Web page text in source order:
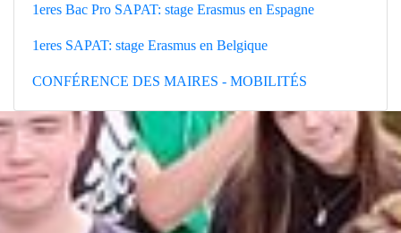
1eres Bac Pro SAPAT: stage Erasmus en Espagne
1eres SAPAT: stage Erasmus en Belgique
CONFÉRENCE DES MAIRES - MOBILITÉS